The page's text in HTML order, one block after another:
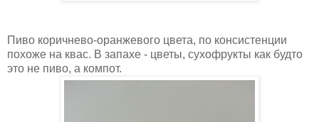
Пиво коричнево-оранжевого цвета, по консистенции
похоже на квас. В запахе - цветы, сухофрукты как будто
это не пиво, а компот.